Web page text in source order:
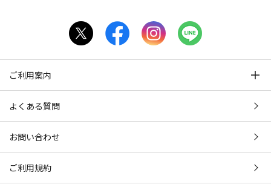
ご利用案内
よくある質問
お問い合わせ
ご利用規約